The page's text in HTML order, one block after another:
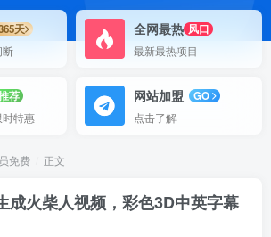
天
断
全网最热 风口
最新最热项目
荐
特惠
网站加盟
GO
点击了解
免费 正文
成火柴人视频，彩色3D中英字幕